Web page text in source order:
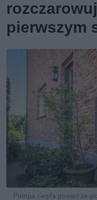
pierwszym
Pompa ciepła powietrze-